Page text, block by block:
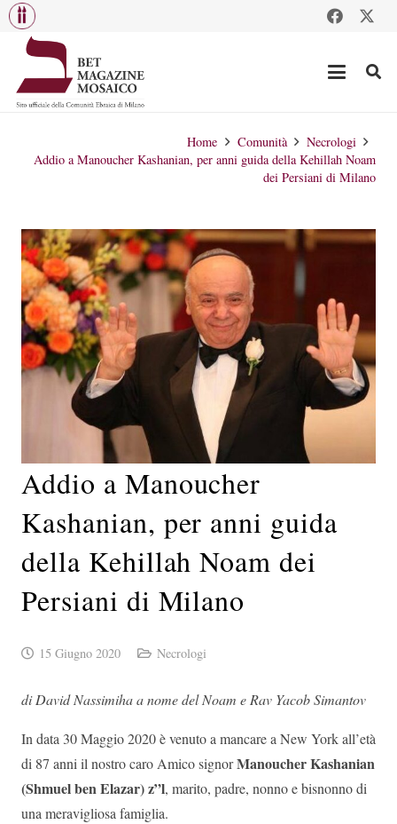
Home Comunità
Necrologi
Addio a Manoucher Kashanian, per anni guida della Kehillah Noam
dei Persiani di Milano
Addio a Manoucher
Kashanian, per anni guida
della Kehillah Noam dei
Persiani di Milano
15 Giugno 2020 Necrologi
di David Nassimiha a nome del Noam e Rav Yacob Simantov
In data 30 Maggio 2020 è venuto a mancare a New York all’età
di 87 anni il nostro caro Amico signorManoucher Kashanian
(Shmuel ben Elazar) z”l, marito, padre, nonno e bisnonno di
una meravigliosa famiglia.